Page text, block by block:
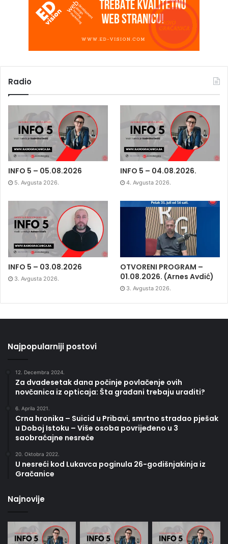
Radio
INFO 5 – 05.08.2026
5. Avgusta 2026.
INFO 5 – 04.08.2026.
4. Avgusta 2026.
INFO 5 – 03.08.2026
3. Avgusta 2026.
OTVORENI PROGRAM –
01.08.2026. (Arnes Avdić)
3. Avgusta 2026.
Najpopularniji postovi
12. Decembra 2024.
Za dvadesetak dana počinje povlačenje ovih
novčanica iz opticaja: Šta građani trebaju uraditi?
6. Aprila 2021.
Crna hronika – Suicid u Pribavi, smrtno stradao pješak
u Doboj Istoku – Više osoba povrijeđeno u 3
saobraćajne nesreće
20. Oktobra 2022.
U nesreći kod Lukavca poginula 26-godišnjakinja iz
Gračanice
Najnovije